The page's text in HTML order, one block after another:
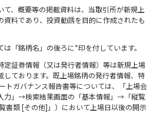
て、概要等の掲載資料は、当取引所が新規上
資料であり、投資勧誘を目的に作成されたも
「銘柄名」の後ろに*印を付しています。
定証券情報（又は発行者情報）等は新規上場
しております。既上場銘柄の発行者情報、特
トガバナンス報告書等については、「上場会
力」→検索結果画面の「基本情報」→「縦覧
書類 [その他]」）において上場日以後の開示